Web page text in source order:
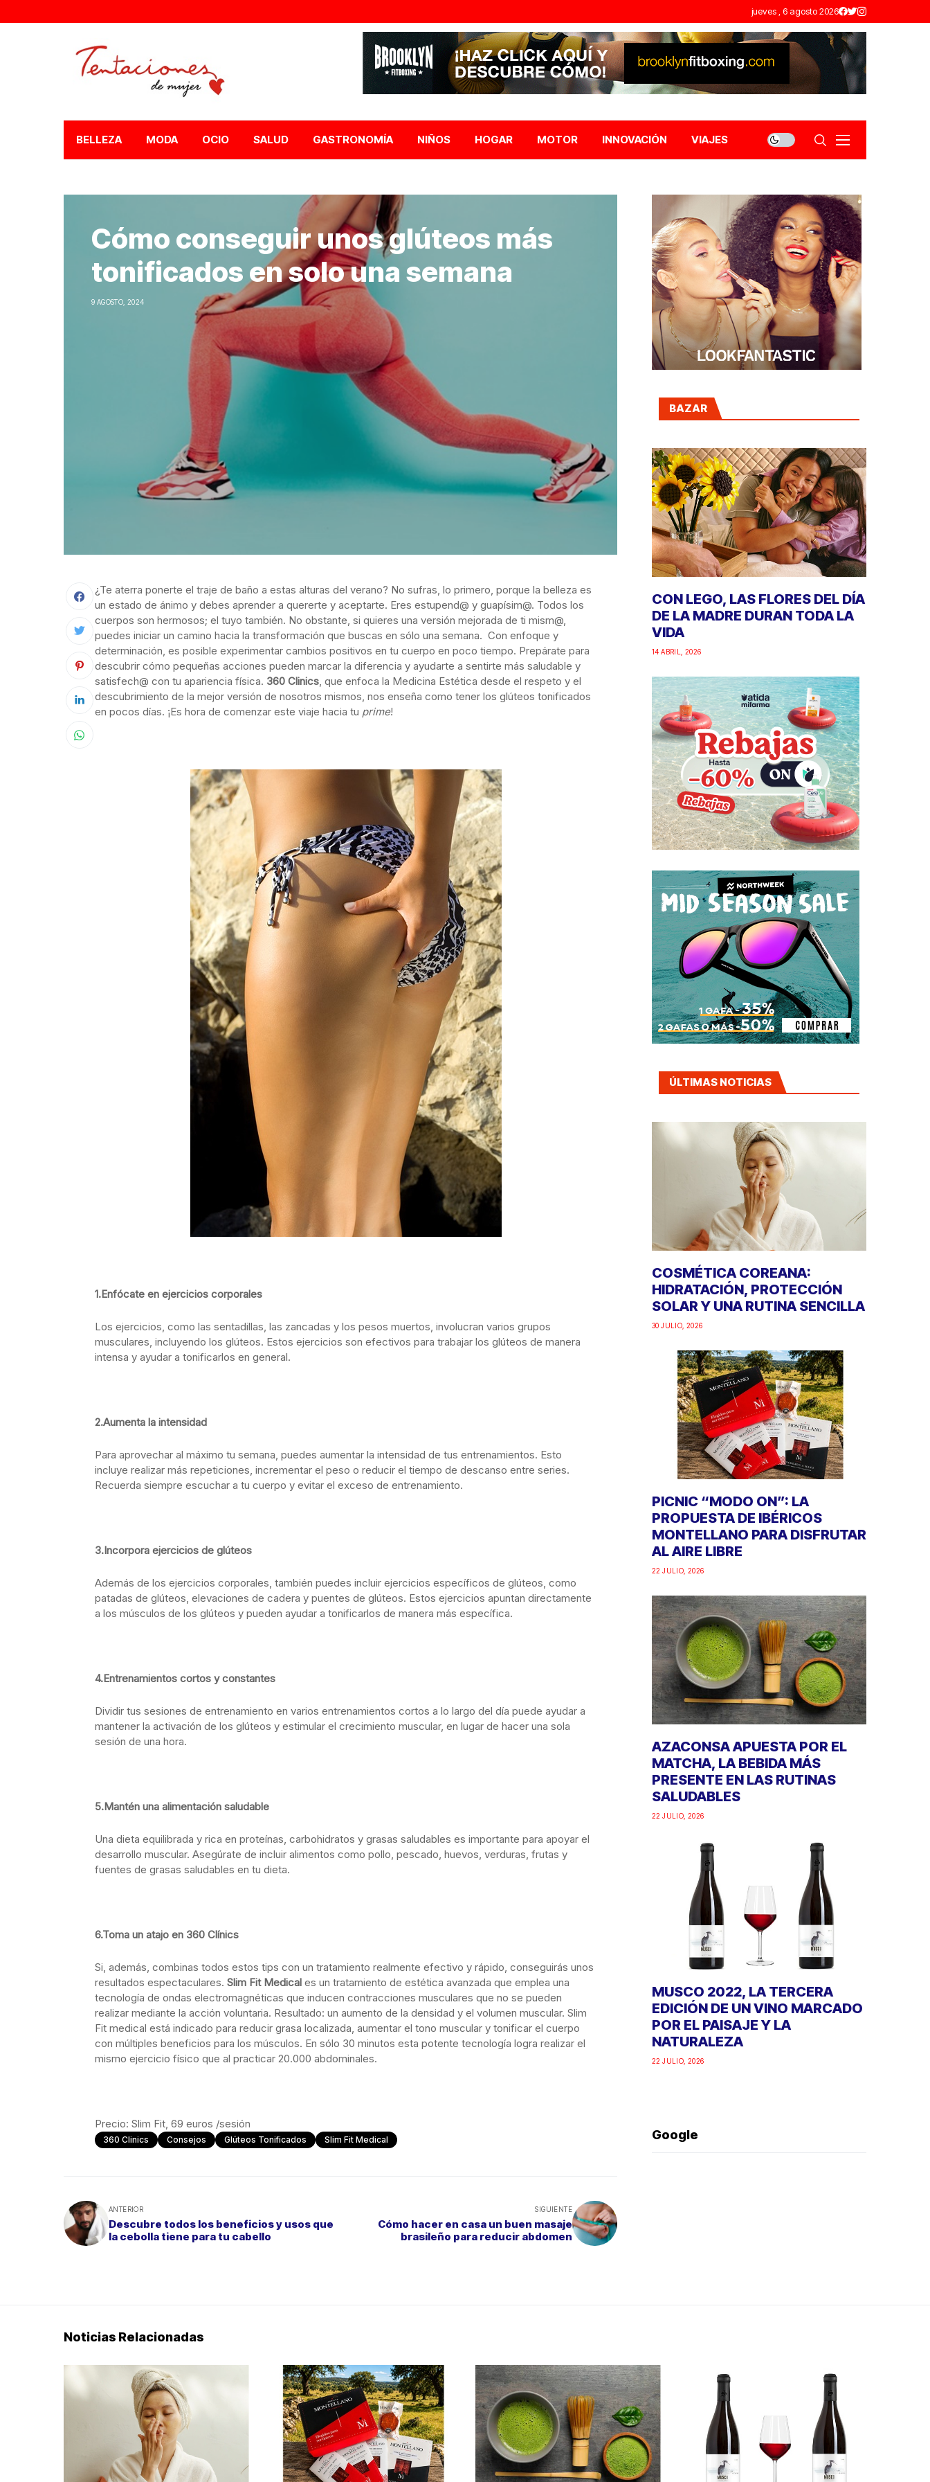
jueves , 6 agosto 2026
BELLEZA MODA OCIO SALUD GASTRONOMÍA NIÑOS HOGAR MOTOR INNOVACIÓN VIAJES
Cómo conseguir unos glúteos más
tonificados en solo una semana
9 AGOSTO, 2024
¿Te aterra ponerte el traje de baño a estas alturas del verano? No sufras, lo primero, porque la belleza es
un estado de ánimo y debes aprender a quererte y aceptarte. Eres estupend@ y guapísim@. Todos los
cuerpos son hermosos; el tuyo también. No obstante, si quieres una versión mejorada de ti mism@,
puedes iniciar un camino hacia la transformación que buscas en sólo una semana. Con enfoque y
determinación, es posible experimentar cambios positivos en tu cuerpo en poco tiempo. Prepárate para
descubrir cómo pequeñas acciones pueden marcar la diferencia y ayudarte a sentirte más saludable y
satisfech@ con tu apariencia física. 360 Clinics, que enfoca la Medicina Estética desde el respeto y el
descubrimiento de la mejor versión de nosotros mismos, nos enseña como tener los glúteos tonificados
en pocos días. ¡Es hora de comenzar este viaje hacia tu prime!
1.Enfócate en ejercicios corporales
Los ejercicios, como las sentadillas, las zancadas y los pesos muertos, involucran varios grupos
musculares, incluyendo los glúteos. Estos ejercicios son efectivos para trabajar los glúteos de manera
intensa y ayudar a tonificarlos en general.
2.Aumenta la intensidad
Para aprovechar al máximo tu semana, puedes aumentar la intensidad de tus entrenamientos. Esto
incluye realizar más repeticiones, incrementar el peso o reducir el tiempo de descanso entre series.
Recuerda siempre escuchar a tu cuerpo y evitar el exceso de entrenamiento.
3.Incorpora ejercicios de glúteos
Además de los ejercicios corporales, también puedes incluir ejercicios específicos de glúteos, como
patadas de glúteos, elevaciones de cadera y puentes de glúteos. Estos ejercicios apuntan directamente
a los músculos de los glúteos y pueden ayudar a tonificarlos de manera más específica.
4.Entrenamientos cortos y constantes
Dividir tus sesiones de entrenamiento en varios entrenamientos cortos a lo largo del día puede ayudar a
mantener la activación de los glúteos y estimular el crecimiento muscular, en lugar de hacer una sola
sesión de una hora.
5.Mantén una alimentación saludable
Una dieta equilibrada y rica en proteínas, carbohidratos y grasas saludables es importante para apoyar el
desarrollo muscular. Asegúrate de incluir alimentos como pollo, pescado, huevos, verduras, frutas y
fuentes de grasas saludables en tu dieta.
6.Toma un atajo en 360 Clínics
Si, además, combinas todos estos tips con un tratamiento realmente efectivo y rápido, conseguirás unos
resultados espectaculares. Slim Fit Medical es un tratamiento de estética avanzada que emplea una
tecnología de ondas electromagnéticas que inducen contracciones musculares que no se pueden
realizar mediante la acción voluntaria. Resultado: un aumento de la densidad y el volumen muscular. Slim
Fit medical está indicado para reducir grasa localizada, aumentar el tono muscular y tonificar el cuerpo
con múltiples beneficios para los músculos. En sólo 30 minutos esta potente tecnología logra realizar el
mismo ejercicio físico que al practicar 20.000 abdominales.
Precio: Slim Fit, 69 euros /sesión
360 Clinics Consejos Glúteos Tonificados Slim Fit Medical
ANTERIOR
Descubre todos los beneficios y usos que
la cebolla tiene para tu cabello
SIGUIENTE
Cómo hacer en casa un buen masaje
brasileño para reducir abdomen
BAZAR
CON LEGO, LAS FLORES DEL DÍA
DE LA MADRE DURAN TODA LA
VIDA
14 ABRIL, 2026
ÚLTIMAS NOTICIAS
COSMÉTICA COREANA:
HIDRATACIÓN, PROTECCIÓN
SOLAR Y UNA RUTINA SENCILLA
30 JULIO, 2026
PICNIC “MODO ON”: LA
PROPUESTA DE IBÉRICOS
MONTELLANO PARA DISFRUTAR
AL AIRE LIBRE
22 JULIO, 2026
AZACONSA APUESTA POR EL
MATCHA, LA BEBIDA MÁS
PRESENTE EN LAS RUTINAS
SALUDABLES
22 JULIO, 2026
MUSCO 2022, LA TERCERA
EDICIÓN DE UN VINO MARCADO
POR EL PAISAJE Y LA
NATURALEZA
22 JULIO, 2026
Google
Noticias Relacionadas